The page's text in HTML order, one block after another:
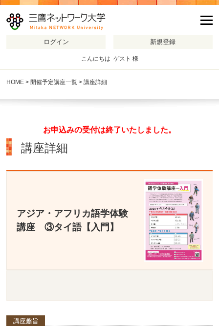
こんにちは ゲスト 様
HOME > 開催予定講座一覧 > 講座詳細
お申込みの受付は終了いたしました。
講座詳細
アジア・アフリカ語学体験
講座 ③タイ語【入門】
講座趣旨